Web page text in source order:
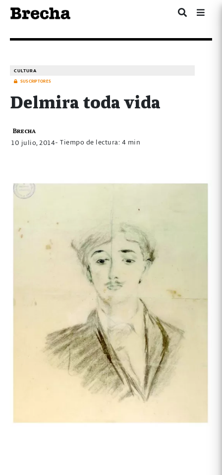
CULTURA
SUSCRIPTORES
Delmira toda vida
Brecha
10 julio, 2014- Tiempo de lectura: 4 min